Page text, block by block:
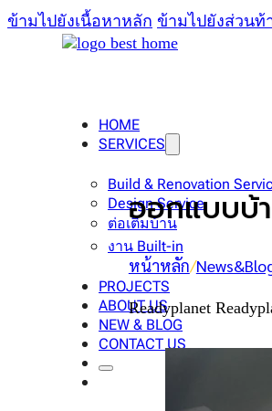
ข้ามไปยังเนื้อหาหลัก ข้ามไปยังส่วนท้
HOME
SERVICES
Build & Renovation
Design Service
ต่อเติมบ้าน
งาน Built-in
PROJECTS
ABOUT US
NEW & BLOG
CONTACT US
ออกแบบบ้
หน้าหลัก/
Readyplanet